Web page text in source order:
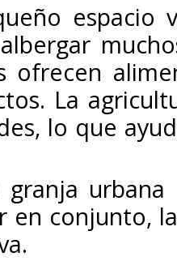
ofrecen
La
lo que
granja
en conjunto,